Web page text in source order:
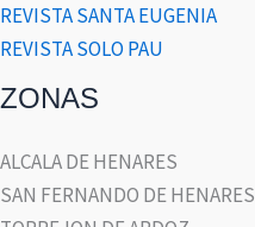
REVISTA SANTA EUGENIA
REVISTA SOLO PAU
ZONAS
ALCALA DE HENARES
SAN FERNANDO DE HENARES